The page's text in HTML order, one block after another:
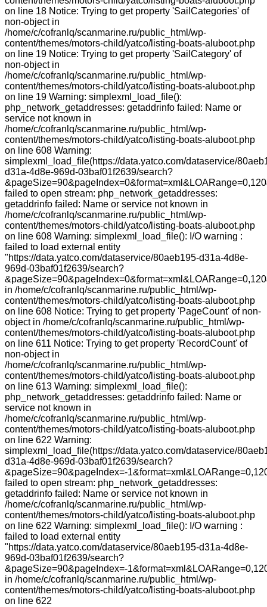
on line 18 Notice: Trying to get property 'SailCategories' of
non-object in
/home/c/cofranlq/scanmarine.ru/public_html/wp-
content/themes/motors-child/yatco/listing-boats-aluboot.php
on line 19 Notice: Trying to get property 'SailCategory' of
non-object in
/home/c/cofranlq/scanmarine.ru/public_html/wp-
content/themes/motors-child/yatco/listing-boats-aluboot.php
on line 19 Warning: simplexml_load_file():
php_network_getaddresses: getaddrinfo failed: Name or
service not known in
/home/c/cofranlq/scanmarine.ru/public_html/wp-
content/themes/motors-child/yatco/listing-boats-aluboot.php
on line 608 Warning:
simplexml_load_file(https://data.yatco.com/dataservice/
d31a-4d8e-969d-03baf01f2639/search?
failed to open stream: php_network_getaddresses:
getaddrinfo failed: Name or service not known in
/home/c/cofranlq/scanmarine.ru/public_html/wp-
content/themes/motors-child/yatco/listing-boats-aluboot.php
on line 608 Warning: simplexml_load_file(): I/O warning :
failed to load external entity
"https://data.yatco.com/dataservice/80aeb195-d31a-4d8e-
969d-03baf01f2639/search?
in /home/c/cofranlq/scanmarine.ru/public_html/wp-
content/themes/motors-child/yatco/listing-boats-aluboot.php
on line 608 Notice: Trying to get property 'PageCount' of non-
object in /home/c/cofranlq/scanmarine.ru/public_html/wp-
content/themes/motors-child/yatco/listing-boats-aluboot.php
on line 611 Notice: Trying to get property 'RecordCount' of
non-object in
/home/c/cofranlq/scanmarine.ru/public_html/wp-
content/themes/motors-child/yatco/listing-boats-aluboot.php
on line 613 Warning: simplexml_load_file():
php_network_getaddresses: getaddrinfo failed: Name or
service not known in
/home/c/cofranlq/scanmarine.ru/public_html/wp-
content/themes/motors-child/yatco/listing-boats-aluboot.php
on line 622 Warning:
simplexml_load_file(https://data.yatco.com/dataservice/
d31a-4d8e-969d-03baf01f2639/search?
&pageSize=90&pageIndex=-
failed to open stream: php_network_getaddresses:
getaddrinfo failed: Name or service not known in
/home/c/cofranlq/scanmarine.ru/public_html/wp-
content/themes/motors-child/yatco/listing-boats-aluboot.php
on line 622 Warning: simplexml_load_file(): I/O warning :
failed to load external entity
"https://data.yatco.com/dataservice/80aeb195-d31a-4d8e-
969d-03baf01f2639/search?
&pageSize=90&pageIndex=-
in /home/c/cofranlq/scanmarine.ru/public_html/wp-
content/themes/motors-child/yatco/listing-boats-aluboot.php
on line 622